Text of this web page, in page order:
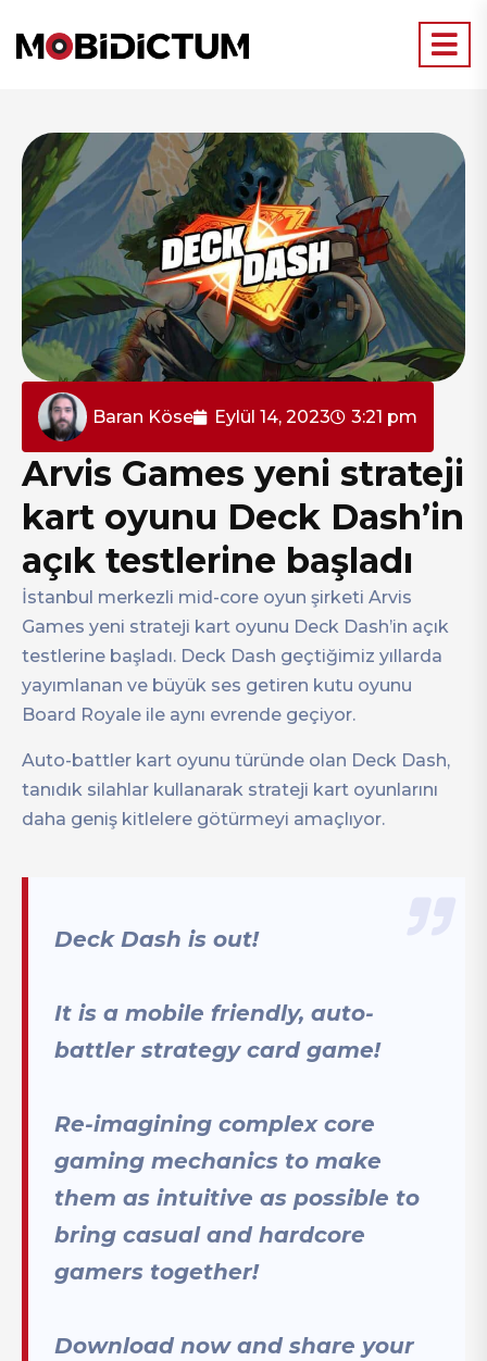
Baran Köse Eylül 14, 2023 3:21 pm
Arvis Games yeni strateji
kart oyunu Deck Dash’in
açık testlerine başladı
İstanbul merkezli mid-core oyun şirketi Arvis
Games yeni strateji kart oyunu Deck Dash’in açık
testlerine başladı. Deck Dash geçtiğimiz yıllarda
yayımlanan ve büyük ses getiren kutu oyunu
Board Royale ile aynı evrende geçiyor.
Auto-battler kart oyunu türünde olan Deck Dash,
tanıdık silahlar kullanarak strateji kart oyunlarını
daha geniş kitlelere götürmeyi amaçlıyor.
Deck Dash is out!
It is a mobile friendly, auto-
battler strategy card game!
Re-imagining complex core
gaming mechanics to make
them as intuitive as possible to
bring casual and hardcore
gamers together!
Download now and share your